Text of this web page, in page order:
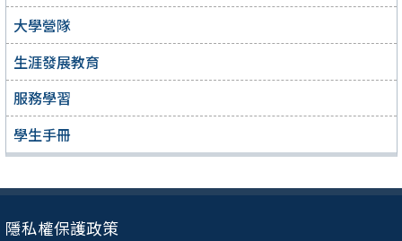
大學營隊
生涯發展教育
服務學習
學生手冊
隱私權保護政策